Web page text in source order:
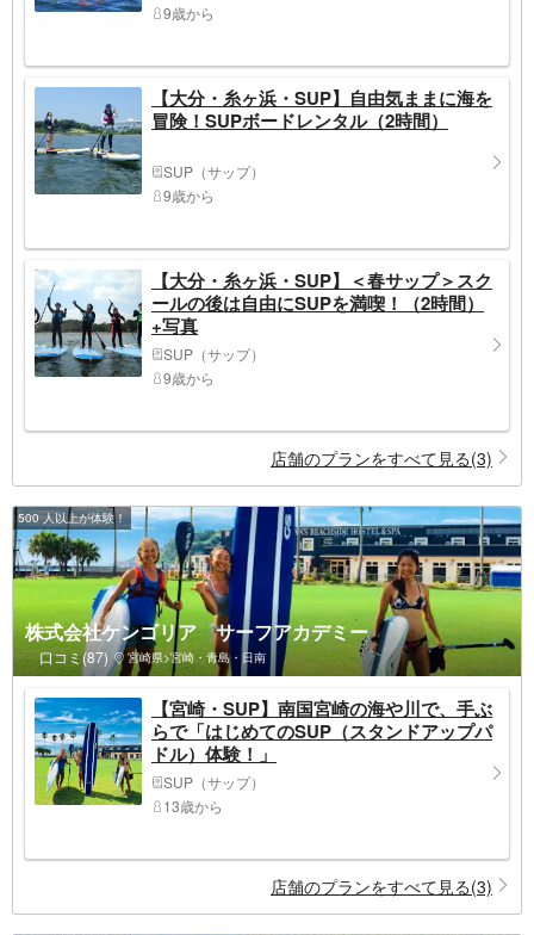
9歳から
【大分・糸ヶ浜・SUP】自由気ままに海を
冒険！SUPボードレンタル（2時間）
SUP（サップ）
9歳から
【大分・糸ヶ浜・SUP】＜春サップ＞スク
ールの後は自由にSUPを満喫！（2時間）
+写真
SUP（サップ）
9歳から
店舗のプランをすべて見る(3)
500 人以上が体験！
株式会社ケンゴリア サーフアカデミー
口コミ(87) 宮崎県>宮崎・青島・日南
【宮崎・SUP】南国宮崎の海や川で、手ぶ
らで「はじめてのSUP（スタンドアップパ
ドル）体験！」
SUP（サップ）
13歳から
店舗のプランをすべて見る(3)